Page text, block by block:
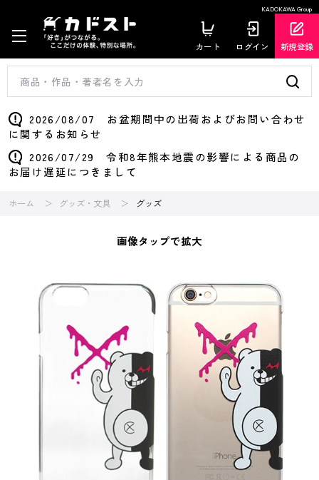
KADOKAWA Group
カート ログイン 新規登録
2026/08/07 お盆期間中の出荷およびお問い合わせ
に関するお知らせ
2026/07/29 令和8年熊本地震の影響による商品の
お届け遅延につきまして
ホーム グッズ・文具 グッズ
画像タップで拡大